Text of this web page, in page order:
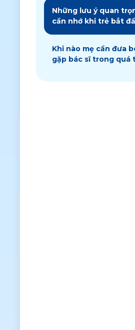
Những lưu ý quan
cần nhớ khi trẻ bắt
Khi nào mẹ cần đưa
gặp bác sĩ trong quá